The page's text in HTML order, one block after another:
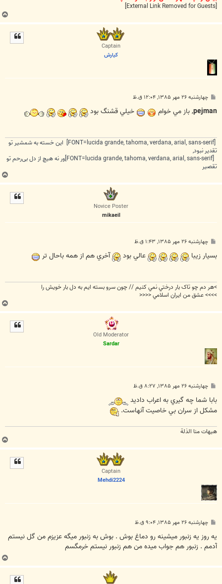
ب
ا
Captain
كيارش
پ
ت
چهارشنبه ۲۶ مهر ۱۳۸۵, ۱۲:۰۴ ق.ظ
pejman, باز مي خوام خيلي قشنگ بود
[FONT=lucida grande, tahoma, verdana, arial, sans-serif] این خسته به شمشیر تو
تقدیر نبود,
[FONT=lucida grande, tahoma, verdana, arial, sans-serif]ور نه هیچ از دل بی‌رحم تو
تقصیر
ب
ا
Novice Poster
mikaeil
پ
ت
چهارشنبه ۲۶ مهر ۱۳۸۵, ۱:۴۳ ق.ظ
بسيار زيبا عالي بود آخري هم از همه باحال تر
>هر دم چو تاک بار درختي نمي کنيم // چون سرو بسته ايم به دل بار خويش را
>>>> عشق من ايران اسلامي <<<<
ب
ا
Old Moderator
Sardar
پ
ت
چهارشنبه ۲۶ مهر ۱۳۸۵, ۸:۲۷ ق.ظ
بابا شما چه گيري به اعراب داديد
مشکل از سران بي خاصيت آنهاست.
هیهات منا الذلة
ب
ا
Captain
Mehdi2224
پ
ت
چهارشنبه ۲۶ مهر ۱۳۸۵, ۹:۰۴ ق.ظ
یه روز یه زنبور میشینه رو دماغ بوش . بوش به زنبور میگه عزیزم من گل نیستم
آدمم . زنبور هم جواب میده من هم زنبور نیستم خرمگسم
ب
ا